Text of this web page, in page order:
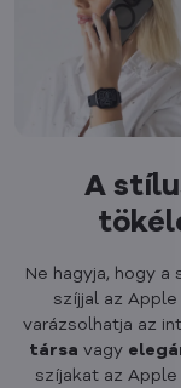
A
Ne hagyja, hogy
szíjjal az
varázsolhatja az
társa vagy
szíjakat az